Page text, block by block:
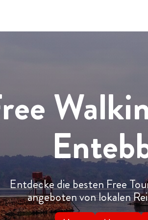
Entdecke die besten Free
angeboten von lokalen